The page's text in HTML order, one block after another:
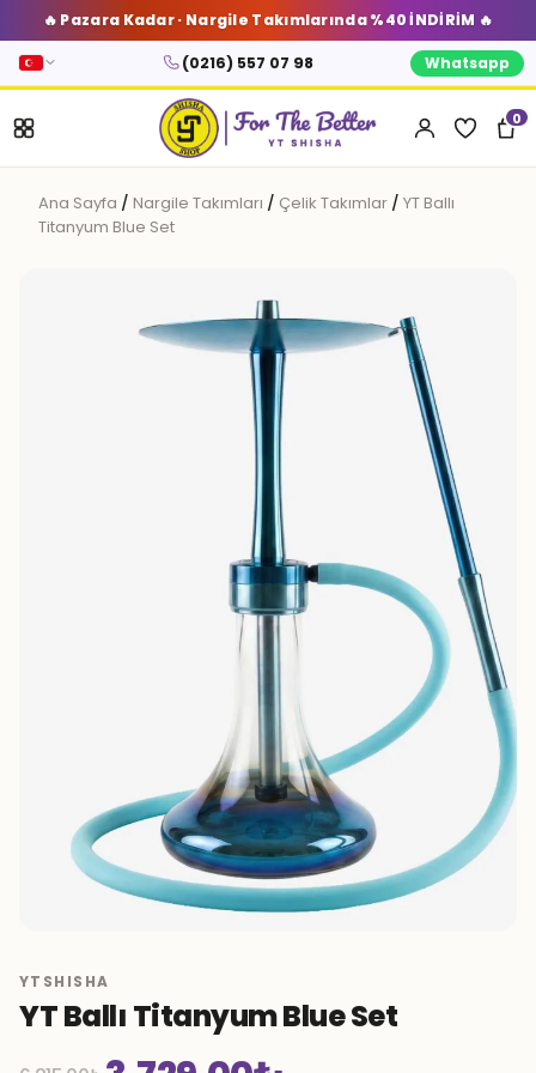
🔥 Pazara Kadar · Nargile Takımlarında %40 İNDİRİM 🔥
(0216) 557 07 98 Whatsapp
0
Ana Sayfa / Nargile Takımları / Çelik Takımlar / YT Ballı
Titanyum Blue Set
YTSHISHA
YT Ballı Titanyum Blue Set